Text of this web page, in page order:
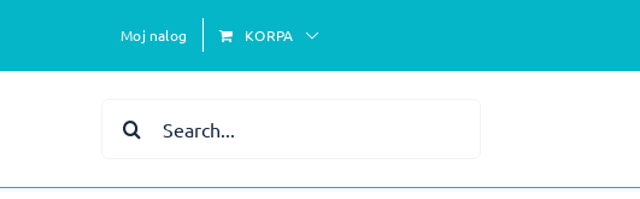
Moj nalog KORPA
for: